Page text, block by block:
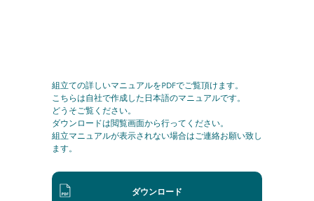
組立ての詳しいマニュアルをPDFでご覧頂けます。
こちらは自社で作成した日本語のマニュアルです。
どうそご覧ください。
ダウンロードは閲覧画面から行ってください。
組立マニュアルが表示されない場合はご連絡お願い致し
ます。
ダウンロード